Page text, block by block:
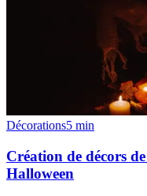
Décorations5 min
Création de décors
Halloween